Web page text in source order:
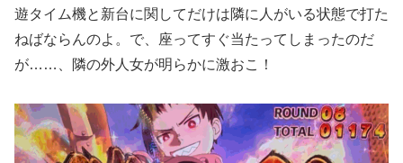
遊タイム機と新台に関してだけは隣に人がいる状態で打た
ねばならんのよ。で、座ってすぐ当たってしまったのだ
が……、隣の外人女が明らかに激おこ！